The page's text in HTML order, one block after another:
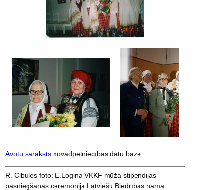
Avotu saraksts novadpētniecības datu bāzē
R. Cibules foto: E.Logina VKKF mūža stipendijas
pasniegšanas ceremonijā Latviešu Biedrības namā